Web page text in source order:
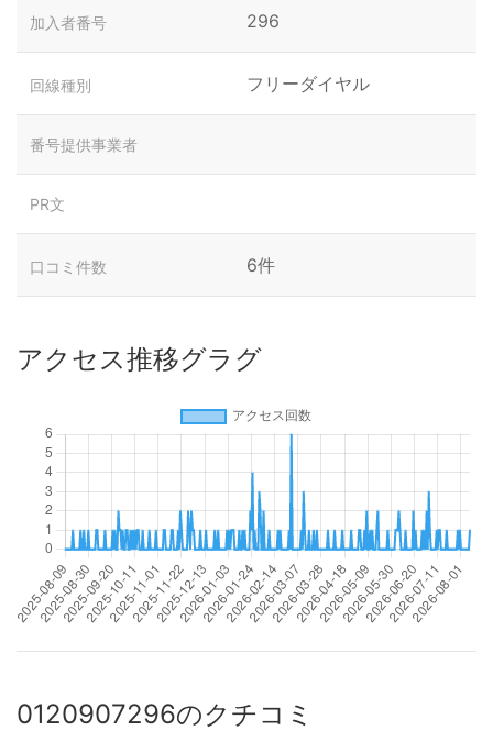
加入者番号 296
回線種別 フリーダイヤル
番号提供事業者
PR文
口コミ件数 6件
アクセス推移グラグ
0120907296のクチコミ